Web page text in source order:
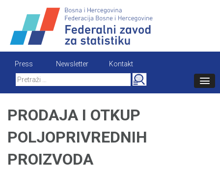
content
Press Newsletter
Kontakt
Search
for:
PRODAJA I OTKUP
POLJOPRIVREDNIH
PROIZVODA